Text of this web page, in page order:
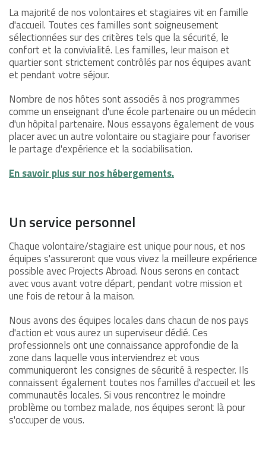
La majorité de nos volontaires et stagiaires vit en famille
d'accueil. Toutes ces familles sont soigneusement
sélectionnées sur des critères tels que la sécurité, le
confort et la convivialité. Les familles, leur maison et
quartier sont strictement contrôlés par nos équipes avant
et pendant votre séjour.
Nombre de nos hôtes sont associés à nos programmes
comme un enseignant d'une école partenaire ou un médecin
d'un hôpital partenaire. Nous essayons également de vous
placer avec un autre volontaire ou stagiaire pour favoriser
le partage d'expérience et la sociabilisation.
En savoir plus sur nos hébergements.
Un service personnel
Chaque volontaire/stagiaire est unique pour nous, et nos
équipes s'assureront que vous vivez la meilleure expérience
possible avec Projects Abroad. Nous serons en contact
avec vous avant votre départ, pendant votre mission et
une fois de retour à la maison.
Nous avons des équipes locales dans chacun de nos pays
d'action et vous aurez un superviseur dédié. Ces
professionnels ont une connaissance approfondie de la
zone dans laquelle vous interviendrez et vous
communiqueront les consignes de sécurité à respecter. Ils
connaissent également toutes nos familles d'accueil et les
communautés locales. Si vous rencontrez le moindre
problème ou tombez malade, nos équipes seront là pour
s'occuper de vous.